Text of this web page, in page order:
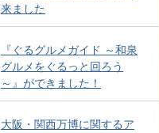
来ました
『ぐるグルメガイド ～和泉
グルメをぐるっと回ろう
～』ができました！
大阪・関西万博に関するア